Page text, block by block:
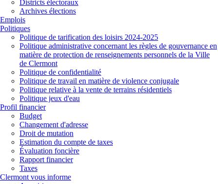
Districts électoraux
Archives élections
Emplois
Politiques
Politique de tarification des loisirs 2024-2025
Politique administrative concernant les règles de gouvernance en
matière de protection de renseignements personnels de la Ville
de Clermont
Politique de confidentialité
Politique de travail en matière de violence conjugale
Politique relative à la vente de terrains résidentiels
Politique jeux d'eau
Profil financier
Budget
Changement d'adresse
Droit de mutation
Estimation du compte de taxes
Évaluation foncière
Rapport financier
Taxes
Clermont vous informe